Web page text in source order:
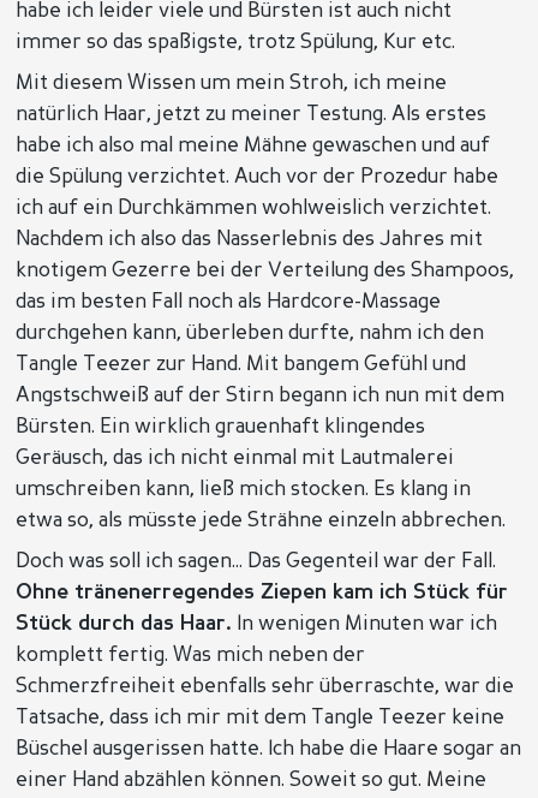
habe ich leider viele und Bürsten ist auch nicht
immer so das spaßigste, trotz Spülung, Kur etc.
Mit diesem Wissen um mein Stroh, ich meine
natürlich Haar, jetzt zu meiner Testung. Als erstes
habe ich also mal meine Mähne gewaschen und auf
die Spülung verzichtet. Auch vor der Prozedur habe
ich auf ein Durchkämmen wohlweislich verzichtet.
Nachdem ich also das Nasserlebnis des Jahres mit
knotigem Gezerre bei der Verteilung des Shampoos,
das im besten Fall noch als Hardcore-Massage
durchgehen kann, überleben durfte, nahm ich den
Tangle Teezer zur Hand. Mit bangem Gefühl und
Angstschweiß auf der Stirn begann ich nun mit dem
Bürsten. Ein wirklich grauenhaft klingendes
Geräusch, das ich nicht einmal mit Lautmalerei
umschreiben kann, ließ mich stocken. Es klang in
etwa so, als müsste jede Strähne einzeln abbrechen.
Doch was soll ich sagen... Das Gegenteil war der Fall.
Ohne tränenerregendes Ziepen kam ich Stück für
Stück durch das Haar. In wenigen Minuten war ich
komplett fertig. Was mich neben der
Schmerzfreiheit ebenfalls sehr überraschte, war die
Tatsache, dass ich mir mit dem Tangle Teezer keine
Büschel ausgerissen hatte. Ich habe die Haare sogar an
einer Hand abzählen können. Soweit so gut. Meine